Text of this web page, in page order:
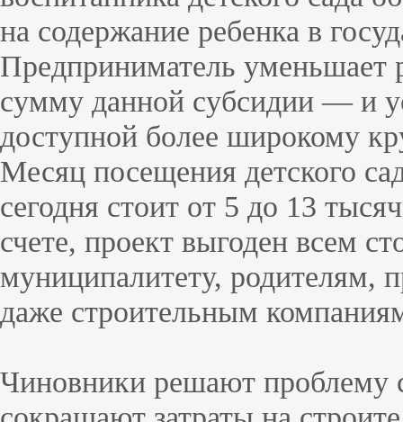
на содержание ребенка в
Предприниматель уменьшает
сумму данной субсидии — и
доступной более широкому
Месяц посещения детского
сегодня стоит от 5 до 13
счете, проект выгоден всем
муниципалитету, родителям,
даже строительным
Чиновники решают проблему